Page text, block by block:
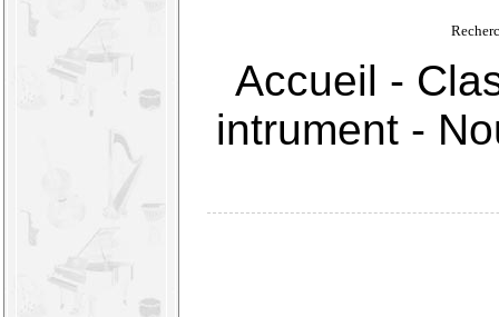
Accueil -
intrument-